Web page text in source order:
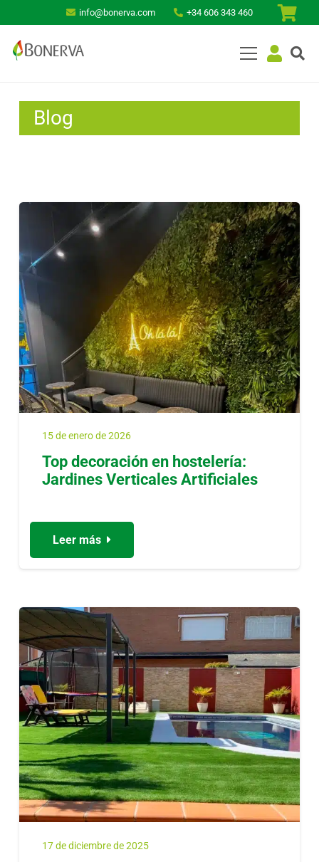
info@bonerva.com +34 606 343 460
Blog
15 de enero de 2026
Top decoración en hostelería:
Jardines Verticales Artificiales
Leer más
17 de diciembre de 2025